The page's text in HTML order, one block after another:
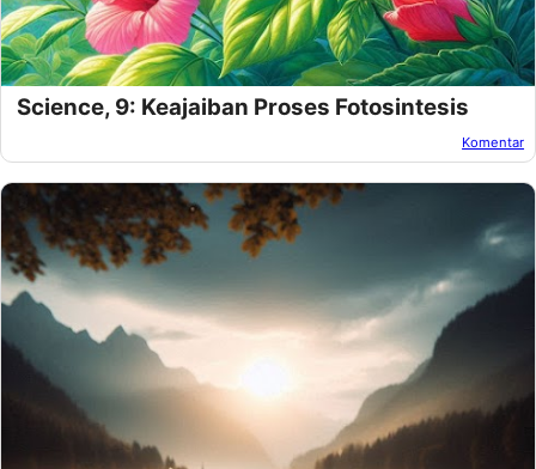
Oleh:Amnan Faza Pada:November 21, 2024
Science, 9: Keajaiban Proses Fotosintesis